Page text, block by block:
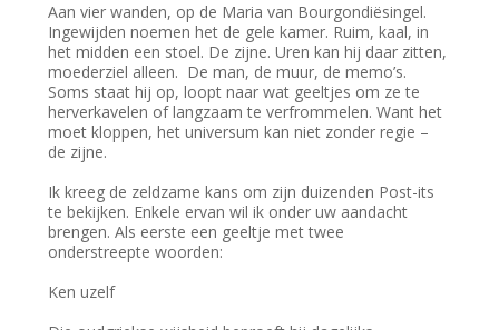
Aan vier wanden, op de Maria van Bourgondiësingel.
Ingewijden noemen het de gele kamer. Ruim, kaal, in
het midden een stoel. De zijne. Uren kan hij daar zitten,
moederziel alleen. De man, de muur, de memo’s.
Soms staat hij op, loopt naar wat geeltjes om ze te
herverkavelen of langzaam te verfrommelen. Want het
moet kloppen, het universum kan niet zonder regie –
de zijne.
Ik kreeg de zeldzame kans om zijn duizenden Post-its
te bekijken. Enkele ervan wil ik onder uw aandacht
brengen. Als eerste een geeltje met twee
onderstreepte woorden:
Ken uzelf